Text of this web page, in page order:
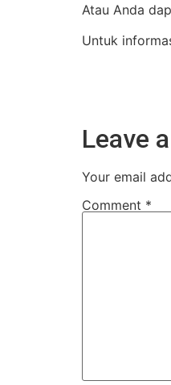
Atau Anda
Untuk
Leave
Your email
Comment *